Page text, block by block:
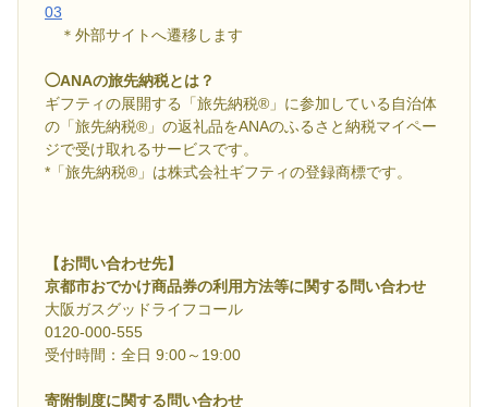
03
＊外部サイトへ遷移します
◯ANAの旅先納税とは？
ギフティの展開する「旅先納税®」に参加している自治体
の「旅先納税®」の返礼品をANAのふるさと納税マイペー
ジで受け取れるサービスです。
*「旅先納税®」は株式会社ギフティの登録商標です。
【お問い合わせ先】
京都市おでかけ商品券の利用方法等に関する問い合わせ
大阪ガスグッドライフコール
0120-000-555
受付時間：全日 9:00～19:00
寄附制度に関する問い合わせ